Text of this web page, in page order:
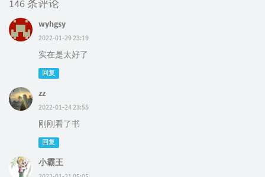
146 条评论
wyhgsy
2022-01-29 23:19
实在是太好了
回复
zz
2022-01-24 23:55
刚刚看了书
回复
小霸王